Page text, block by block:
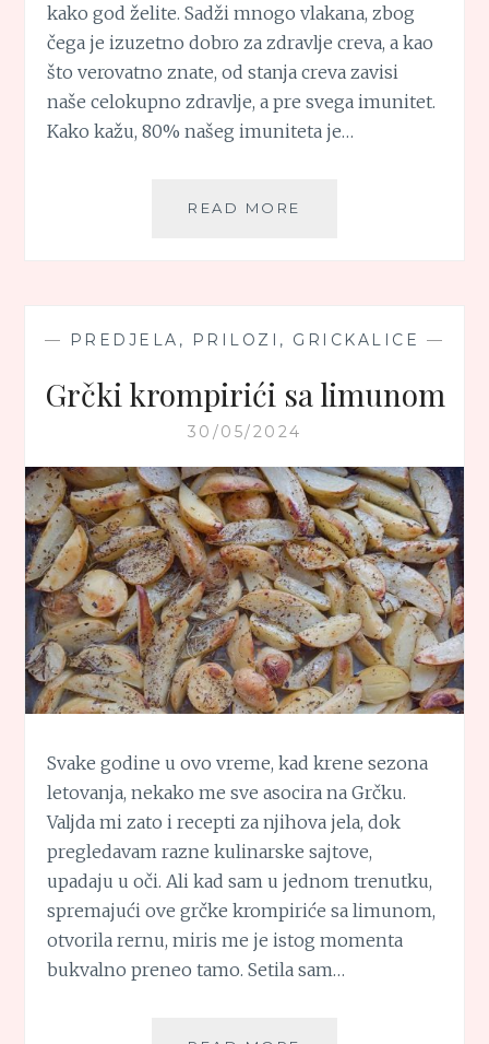
kako god želite. Sadži mnogo vlakana, zbog
čega je izuzetno dobro za zdravlje creva, a kao
što verovatno znate, od stanja creva zavisi
naše celokupno zdravlje, a pre svega imunitet.
Kako kažu, 80% našeg imuniteta je…
READ MORE
— PREDJELA, PRILOZI, GRICKALICE —
Grčki krompirići sa limunom
30/05/2024
Svake godine u ovo vreme, kad krene sezona
letovanja, nekako me sve asocira na Grčku.
Valjda mi zato i recepti za njihova jela, dok
pregledavam razne kulinarske sajtove,
upadaju u oči. Ali kad sam u jednom trenutku,
spremajući ove grčke krompiriće sa limunom,
otvorila rernu, miris me je istog momenta
bukvalno preneo tamo. Setila sam…